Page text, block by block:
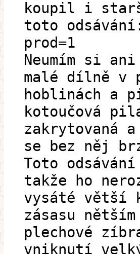
koupil i
toto
prod=1
Neumím si
malé dílně v
hoblinách a
kotoučová
zakrytovaná
se bez něj
Toto
takže ho
vysáté větší
zásasu
plechové
vniknutí